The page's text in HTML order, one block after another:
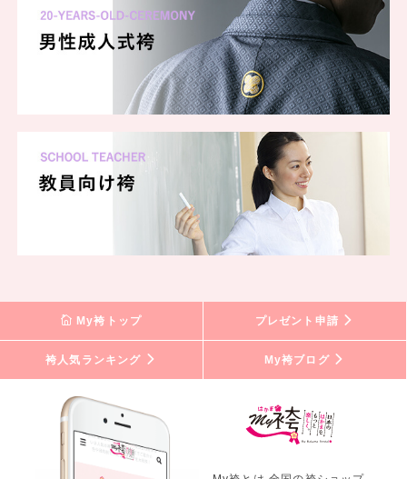
My袴トップ プレゼント申請
袴人気ランキング My袴ブログ